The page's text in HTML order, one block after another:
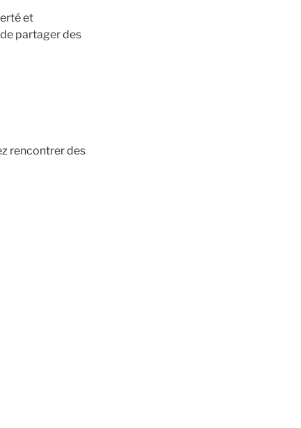
et
partager des
rencontrer des